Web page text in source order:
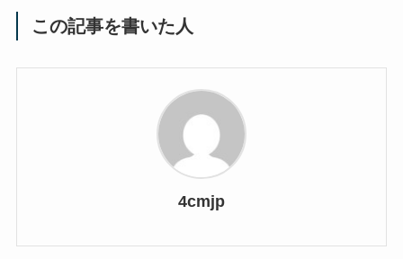
この記事を書いた人
4cmjp